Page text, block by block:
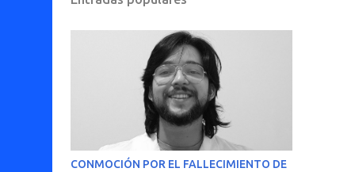
CONMOCIÓN POR EL FALLECIMIENTO DE